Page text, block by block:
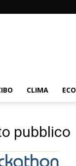
CLIMA
pubblico